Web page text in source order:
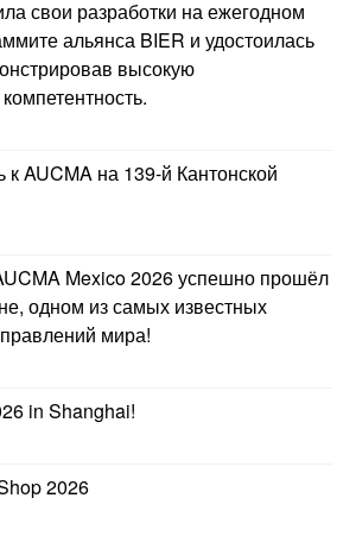
свои разработки на ежегодном
альянса BIER и удостоилась
высокую
к AUCMA на 139-й Кантонской
Mexico 2026 успешно прошёл
одном из самых известных
мира!
in Shanghai!
2026